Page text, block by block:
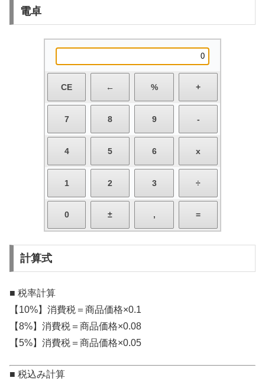
電卓
計算式
■ 税率計算
【10%】消費税＝商品価格×0.1
【8%】消費税＝商品価格×0.08
【5%】消費税＝商品価格×0.05
■ 税込み計算